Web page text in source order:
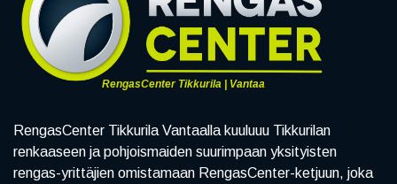
RengasCenter Tikkurila | Vantaa
RengasCenter Tikkurila Vantaalla kuuluuu Tikkurilan
renkaaseen ja pohjoismaiden suurimpaan yksityisten
rengas-yrittäjien omistamaan RengasCenter-ketjuun, joka